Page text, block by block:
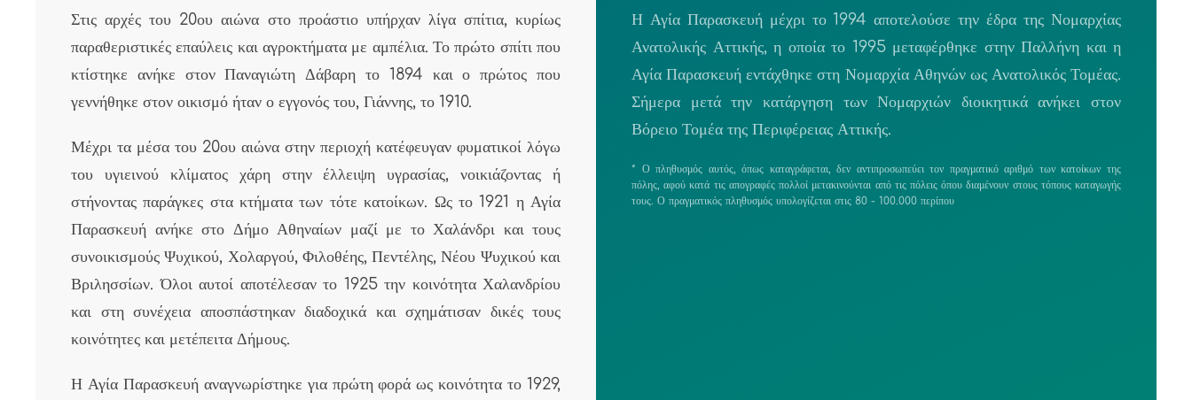
Στις αρχές του 20ου αιώνα στο προάστιο υπήρχαν λίγα σπίτια, κυρίως
παραθεριστικές επαύλεις και αγροκτήματα με αμπέλια. Το πρώτο σπίτι που
κτίστηκε ανήκε στον Παναγιώτη Δάβαρη το 1894 και ο πρώτος που
γεννήθηκε στον οικισμό ήταν ο εγγονός του, Γιάννης, το 1910.
Μέχρι τα μέσα του 20ου αιώνα στην περιοχή κατέφευγαν φυματικοί λόγω
του υγιεινού κλίματος χάρη στην έλλειψη υγρασίας, νοικιάζοντας ή
στήνοντας παράγκες στα κτήματα των τότε κατοίκων. Ως το 1921 η Αγία
Παρασκευή ανήκε στο Δήμο Αθηναίων μαζί με το Χαλάνδρι και τους
συνοικισμούς Ψυχικού, Χολαργού, Φιλοθέης, Πεντέλης, Νέου Ψυχικού και
Βριλησσίων. Όλοι αυτοί αποτέλεσαν το 1925 την κοινότητα Χαλανδρίου
και στη συνέχεια αποσπάστηκαν διαδοχικά και σχημάτισαν δικές τους
κοινότητες και μετέπειτα Δήμους.
Η Αγία Παρασκευή αναγνωρίστηκε για πρώτη φορά ως κοινότητα το 1929,
Η Αγία Παρασκευή μέχρι το 1994 αποτελούσε την έδρα της Νομαρχίας
Ανατολικής Αττικής, η οποία το 1995 μεταφέρθηκε στην Παλλήνη και η
Αγία Παρασκευή εντάχθηκε στη Νομαρχία Αθηνών ως Ανατολικός Τομέας.
Σήμερα μετά την κατάργηση των Νομαρχιών διοικητικά ανήκει στον
Βόρειο Τομέα της Περιφέρειας Αττικής.
* Ο πληθυσμός αυτός, όπως καταγράφεται, δεν αντιπροσωπεύει τον πραγματικό αριθμό των κατοίκων της
πόλης, αφού κατά τις απογραφές πολλοί μετακινούνται από τις πόλεις όπου διαμένουν στους τόπους καταγωγής
τους. Ο πραγματικός πληθυσμός υπολογίζεται στις 80 - 100.000 περίπου